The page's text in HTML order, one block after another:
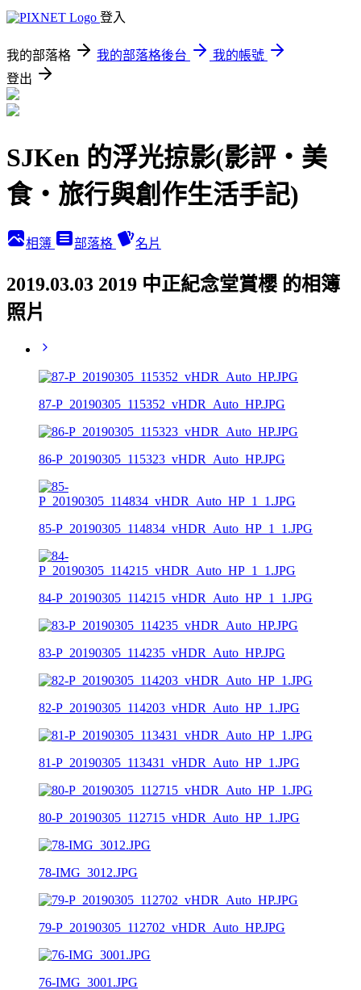
登入
我的部落格 我的部落格後台
我的帳號
登出
SJKen 的浮光掠影(影評‧美
食‧旅行與創作生活手記)
相簿 部落格 名片
2019.03.03 2019 中正紀念堂賞櫻 的相簿
照片
87-P_20190305_115352_vHDR_Auto_HP.JPG
86-P_20190305_115323_vHDR_Auto_HP.JPG
85-P_20190305_114834_vHDR_Auto_HP_1_1.JPG
84-P_20190305_114215_vHDR_Auto_HP_1_1.JPG
83-P_20190305_114235_vHDR_Auto_HP.JPG
82-P_20190305_114203_vHDR_Auto_HP_1.JPG
81-P_20190305_113431_vHDR_Auto_HP_1.JPG
80-P_20190305_112715_vHDR_Auto_HP_1.JPG
78-IMG_3012.JPG
79-P_20190305_112702_vHDR_Auto_HP.JPG
76-IMG_3001.JPG